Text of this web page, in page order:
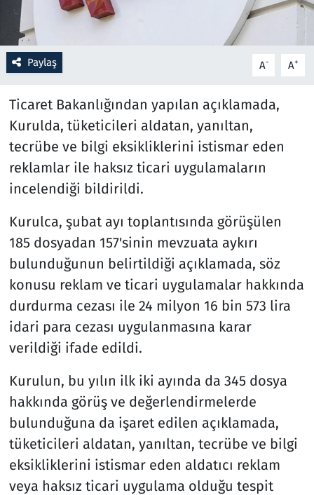
Paylaş A- A+
Ticaret Bakanlığından yapılan açıklamada,
Kurulda, tüketicileri aldatan, yanıltan,
tecrübe ve bilgi eksikliklerini istismar eden
reklamlar ile haksız ticari uygulamaların
incelendiği bildirildi.
Kurulca, şubat ayı toplantısında görüşülen
185 dosyadan 157'sinin mevzuata aykırı
bulunduğunun belirtildiği açıklamada, söz
konusu reklam ve ticari uygulamalar hakkında
durdurma cezası ile 24 milyon 16 bin 573 lira
idari para cezası uygulanmasına karar
verildiği ifade edildi.
Kurulun, bu yılın ilk iki ayında da 345 dosya
hakkında görüş ve değerlendirmelerde
bulunduğuna da işaret edilen açıklamada,
tüketicileri aldatan, yanıltan, tecrübe ve bilgi
eksikliklerini istismar eden aldatıcı reklam
veya haksız ticari uygulama olduğu tespit
Savunma Sanayi
Seçim 2023
Spor
Teknoloji ve Bilim
Televizyon